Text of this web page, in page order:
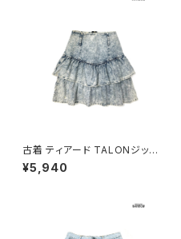
古着 ティアード TALONジップ
無地 デニム ミニ丈 スカート 青
水色 (btu2601047)
¥5,940